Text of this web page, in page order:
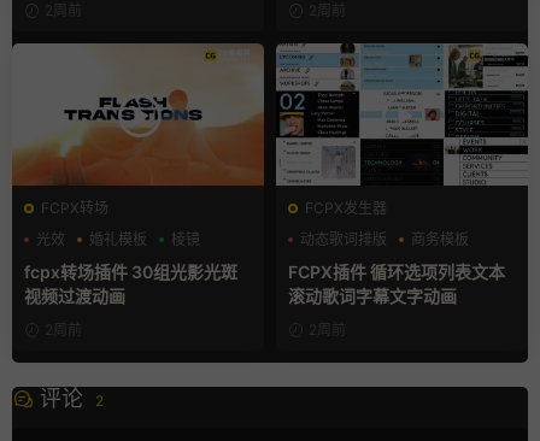
2周前 2周前
FCPX转场
光效
婚礼模板 棱镜
fcpx转场插件 30组光影光斑
视频过渡动画
2周前
FCPX发生器
动态歌词排版
商务模板
字幕模板
FCPX插件 循环选项列表文本
滚动歌词字幕文字动画
2周前
评论 2